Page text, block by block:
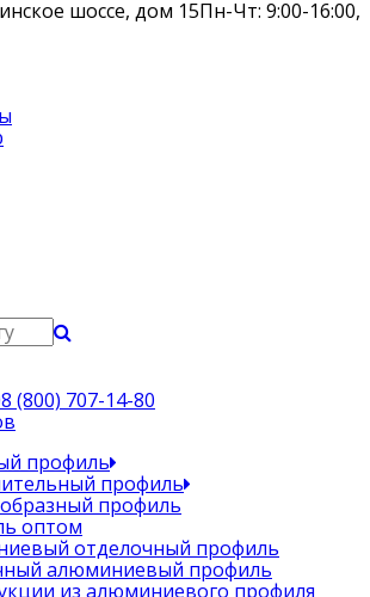
шоссе, дом 15Пн-Чт: 9:00-16:00,
8 (800) 707-14-80
профиль
профиль
профиль
оптом
отделочный профиль
алюминиевый профиль
из алюминиевого профиля